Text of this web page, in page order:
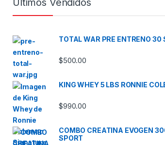
Últimos Vendidos
TOTAL WAR PRE ENTRENO 30
$500.00
KING WHEY 5 LBS RONNIE
$990.00
COMBO CREATINA EVOGEN
SPORT